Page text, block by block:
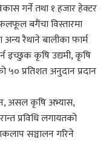
गर्ने तथा १ हजार हेक्टर
बगैंचा विस्तारमा
रैथाने बालीका फार्म
इच्छुक कृषि उद्यमी, कृषि
प्रतिशत अनुदान प्रदान
असल कृषि अभ्यास,
प्रविधि लगायतको
सञ्चालन गरिने